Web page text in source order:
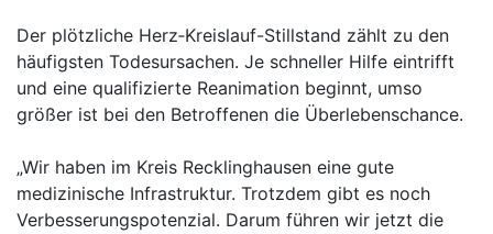
Der plötzliche Herz‑Kreislauf-Stillstand zählt zu den
häufigsten Todesursachen. Je schneller Hilfe eintrifft
und eine qualifizierte Reanimation beginnt, umso
größer ist bei den Betroffenen die Überlebenschance.
„Wir haben im Kreis Recklinghausen eine gute
medizinische Infrastruktur. Trotzdem gibt es noch
Verbesserungspotenzial. Darum führen wir jetzt die